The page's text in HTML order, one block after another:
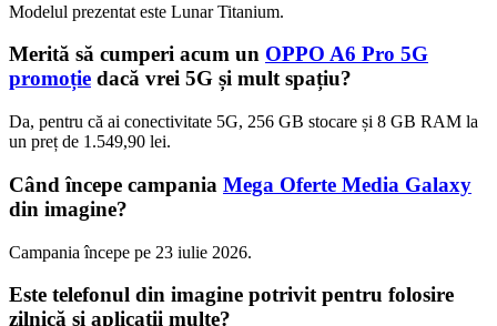
Modelul prezentat este Lunar Titanium.
Merită să cumperi acum un OPPO A6 Pro 5G
promoție dacă vrei 5G și mult spațiu?
Da, pentru că ai conectivitate 5G, 256 GB stocare și 8 GB RAM la
un preț de 1.549,90 lei.
Când începe campania Mega Oferte Media Galaxy
din imagine?
Campania începe pe 23 iulie 2026.
Este telefonul din imagine potrivit pentru folosire
zilnică și aplicații multe?